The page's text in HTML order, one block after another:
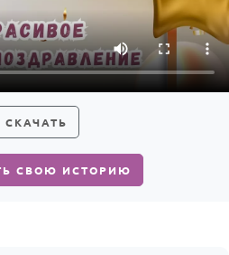
СКАЧАТЬ
СВОЮ ИСТОРИЮ